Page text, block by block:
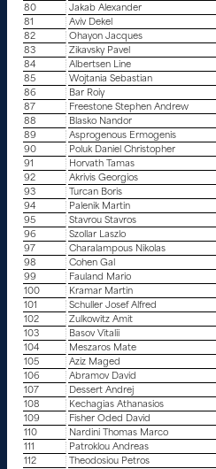
80
Jakab Alexander
81
Aviv Dekel
82
Ohayon Jacques
83
Zikavsky Pavel
84
Albertsen Line
85
Wojtania Sebastian
86
Bar Roiy
87
Freestone Stephen Andrew
88
Blasko Nandor
89
Asprogenous Ermogenis
90
Poluk Daniel Christopher
91
Horvath Tamas
92
Akrivis Georgios
93
Turcan Boris
94
Palenik Martin
95
Stavrou Stavros
96
Szollar Laszlo
97
Charalampous Nikolas
98
Cohen Gal
99
Fauland Mario
100
Kramar Martin
101
Schuller Josef Alfred
102
Zulkowitz Amit
103
Basov Vitalii
104
Meszaros Mate
105
Aziz Maged
106
Abramov David
107
Dessert Andrej
108
Kechagias Athanasios
109
Fisher Oded David
110
Nardini Thomas Marco
111
Patroklou Andreas
112
Theodosiou Petros